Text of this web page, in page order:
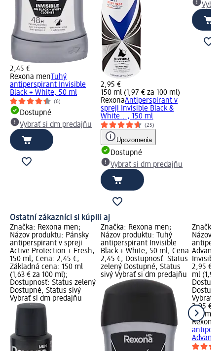
2,45 €
Rexona men Tuhý
antiperspirant Invisible
Black + White, 50 ml
(6)
Dostupné
Vybrať si dm predajňu
2,95 €
150 ml (1,97 € za 100 ml)
RexonaAntiperspirant v
spreji Invisible Black &
White..., 150 ml
(25)
Upozornenia
Dostupné
Vybrať si dm predajňu
Ostatní zákazníci si kúpili aj
Značka: Rexona men;
Názov produktu: Pánsky
antiperspirant v spreji
Active Protection + Fresh,
150 ml; Cena: 2,45 €;
Základná cena: 150 ml
(1,63 € za 100 ml);
Dostupnosť: Status zelený
Dostupné, Status sivý
Vybrať si dm predajňu
Značka: Rexona men;
Názov produktu: Tuhý
antiperspirant Invisible
Black + White, 50 ml; Cena:
2,45 €; Dostupnosť: Status
zelený Dostupné, Status
sivý Vybrať si dm predajňu
Značka:
Názov
2,95 €;
ml (1,97
Vybrať
2,95 €
150 ml
Rexona